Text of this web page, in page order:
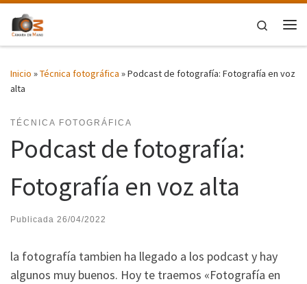
Saltar al contenido
Search
Inicio »Técnica fotográfica »Podcast de fotografía: Fotografía en voz
alta
TÉCNICA FOTOGRÁFICA
Podcast de fotografía:
Fotografía en voz alta
Publicada 26/04/2022
la fotografía tambien ha llegado a los podcast y hay
algunos muy buenos. Hoy te traemos «Fotografía en